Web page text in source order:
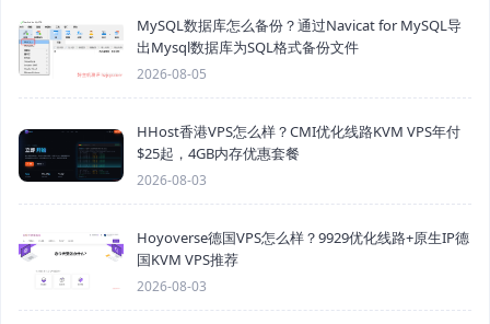
MySQL数据库怎么备份？通过Navicat for MySQL导
出Mysql数据库为SQL格式备份文件
2026-08-05
HHost香港VPS怎么样？CMI优化线路KVM VPS年付
$25起，4GB内存优惠套餐
2026-08-03
Hoyoverse德国VPS怎么样？9929优化线路+原生IP德
国KVM VPS推荐
2026-08-03